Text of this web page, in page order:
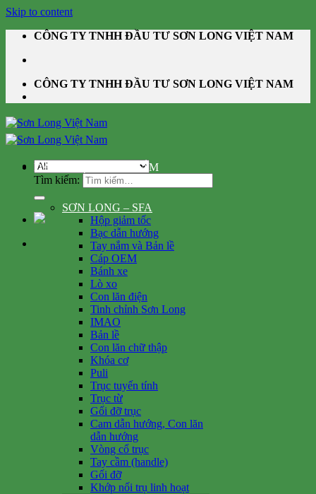
Skip to content
CÔNG TY TNHH ĐẦU TƯ SƠN LONG VIỆT NAM
CÔNG TY TNHH ĐẦU TƯ SƠN LONG VIỆT NAM
Tìm kiếm:
DANH MỤC SẢN PHẨM
SƠN LONG – SFA
Hộp giảm tốc
Bạc dẫn hướng
Tay nắm và Bản lề
Cáp OEM
Bánh xe
Lò xo
Con lăn điện
Tinh chỉnh Sơn Long
IMAO
Bản lề
Con lăn chữ thập
Khóa cơ
Puli
Trục tuyến tính
Trục từ
Gối đỡ trục
Cam dẫn hướng, Con lăn
dẫn hướng
Vòng cổ trục
Tay cầm (handle)
Gối đỡ
Khớp nối trụ linh hoạt